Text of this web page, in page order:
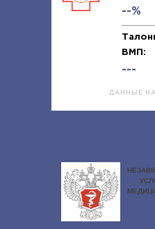
--%
ВМП:
---
ДАННЫЕ НА